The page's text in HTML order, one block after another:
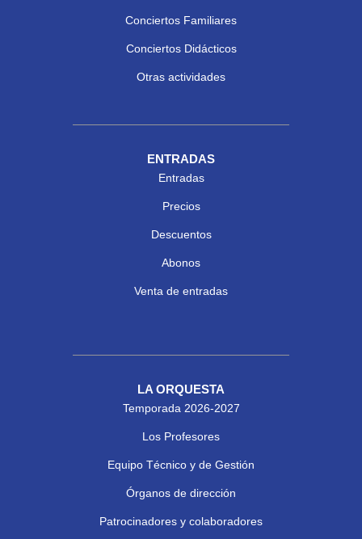
Conciertos Familiares
Conciertos Didácticos
Otras actividades
ENTRADAS
Entradas
Precios
Descuentos
Abonos
Venta de entradas
LA ORQUESTA
Temporada 2026-2027
Los Profesores
Equipo Técnico y de Gestión
Órganos de dirección
Patrocinadores y colaboradores